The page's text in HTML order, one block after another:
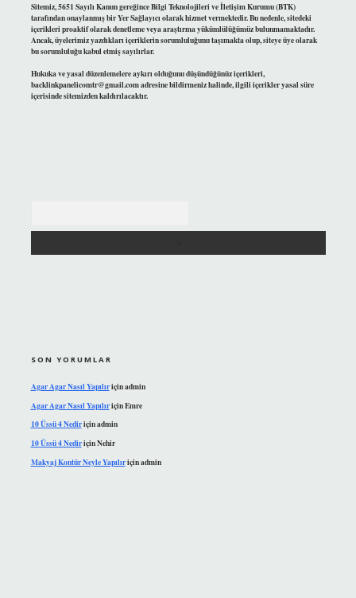
Sitemiz, 5651 Sayılı Kanun gereğince Bilgi Teknolojileri ve İletişim Kurumu (BTK)
tarafından onaylanmış bir Yer Sağlayıcı olarak hizmet vermektedir. Bu nedenle, sitedeki
içerikleri proaktif olarak denetleme veya araştırma yükümlülüğümüz bulunmamaktadır.
Ancak, üyelerimiz yazdıkları içeriklerin sorumluluğunu taşımakta olup, siteye üye olarak
bu sorumluluğu kabul etmiş sayılırlar.
Hukuka ve yasal düzenlemelere aykırı olduğunu düşündüğünüz içerikleri,
backlinkpanelicomtr@gmail.comadresine bildirmeniz halinde, ilgili içerikler yasal süre
içerisinde sitemizden kaldırılacaktır.
SON YORUMLAR
Agar Agar Nasıl Yapılıriçinadmin
Agar Agar Nasıl YapılıriçinEmre
10 Üssü 4 Nediriçinadmin
10 Üssü 4 NediriçinNehir
Makyaj Kontür Neyle Yapılıriçinadmin